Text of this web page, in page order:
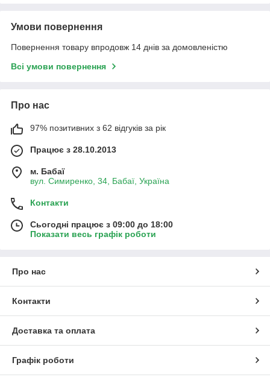
Умови повернення
Повернення товару впродовж 14 днів за домовленістю
Всі умови повернення
Про нас
97% позитивних з 62 відгуків за рік
Працює з 28.10.2013
м. Бабаї
вул. Симиренко, 34, Бабаї, Україна
Контакти
Сьогодні працює з 09:00 до 18:00
Показати весь графік роботи
Про нас
Контакти
Доставка та оплата
Графік роботи